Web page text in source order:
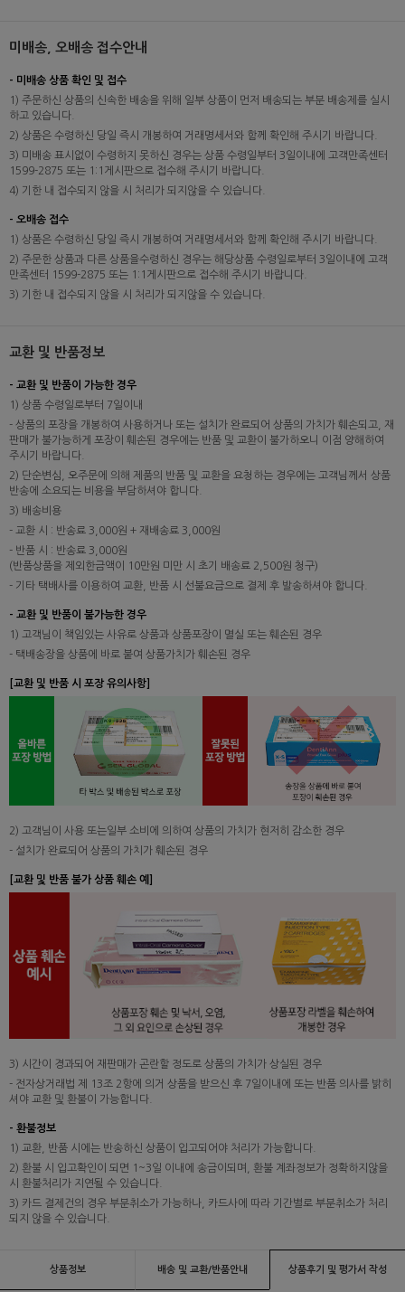
미배송, 오배송 접수안내
- 미배송 상품 확인 및 접수
1) 주문하신 상품의 신속한 배송을 위해 일부 상품이 먼저 배송되는 부분 배송제를 실시
하고 있습니다.
2) 상품은 수령하신 당일 즉시 개봉하여 거래명세서와 함께 확인해 주시기 바랍니다.
3) 미배송 표시없이 수령하지 못하신 경우는 상품 수령일부터 3일이내에 고객만족센터
1599-2875 또는 1:1게시판으로 접수해 주시기 바랍니다.
4) 기한 내 접수되지 않을 시 처리가 되지않을 수 있습니다.
- 오배송 접수
1) 상품은 수령하신 당일 즉시 개봉하여 거래명세서와 함께 확인해 주시기 바랍니다.
2) 주문한 상품과 다른 상품을수령하신 경우는 해당상품 수령일로부터 3일이내에 고객
만족센터 1599-2875 또는 1:1게시판으로 접수해 주시기 바랍니다.
3) 기한 내 접수되지 않을 시 처리가 되지않을 수 있습니다.
교환 및 반품정보
- 교환 및 반품이 가능한 경우
1) 상품 수령일로부터 7일이내
- 상품의 포장을 개봉하여 사용하거나 또는 설치가 완료되어 상품의 가치가 훼손되고, 재
판매가 불가능하게 포장이 훼손된 경우에는 반품 및 교환이 불가하오니 이점 양해하여
주시기 바랍니다.
2) 단순변심, 오주문에 의해 제품의 반품 및 교환을 요청하는 경우에는 고객님께서 상품
반송에 소요되는 비용을 부담하셔야 합니다.
3) 배송비용
- 교환 시 : 반송료 3,000원 + 재배송료 3,000원
- 반품 시 : 반송료 3,000원
(반품상품을 제외한금액이 10만원 미만 시 초기 배송료 2,500원 청구)
- 기타 택배사를 이용하여 교환, 반품 시 선불요금으로 결제 후 발송하셔야 합니다.
- 교환 및 반품이 불가능한 경우
1) 고객님이 책임있는 사유로 상품과 상품포장이 멸실 또는 훼손된 경우
- 택배송장을 상품에 바로 붙여 상품가치가 훼손된 경우
[교환 및 반품 시 포장 유의사항]
2) 고객님이 사용 또는일부 소비에 의하여 상품의 가치가 현저히 감소한 경우
- 설치가 완료되어 상품의 가치가 훼손된 경우
[교환 및 반품 불가 상품 훼손 예]
3) 시간이 경과되어 재판매가 곤란할 정도로 상품의 가치가 상실된 경우
- 전자상거래법 제 13조 2항에 의거 상품을 받으신 후 7일이내에 또는 반품 의사를 밝히
셔야 교환 및 환불이 가능합니다.
- 환불정보
1) 교환, 반품 시에는 반송하신 상품이 입고되어야 처리가 가능합니다.
2) 환불 시 입고확인이 되면 1~3일 이내에 송금이되며, 환불 계좌정보가 정확하지않을
시 환불처리가 지연될 수 있습니다.
3) 카드 결제건의 경우 부분취소가 가능하나, 카드사에 따라 기간별로 부분취소가 처리
되지 않을 수 있습니다.
상품정보 배송 및 교환/반품안내 상품후기 및 평가서 작성